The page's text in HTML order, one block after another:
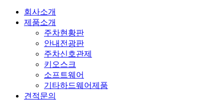
회사소개
제품소개
주차현황판
안내전광판
주차신호관제
키오스크
소프트웨어
기타하드웨어제품
견적문의